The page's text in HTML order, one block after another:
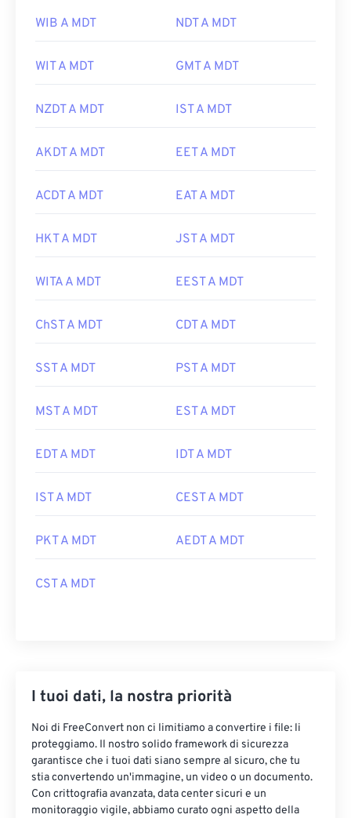
WIB A MDT NDT A MDT
WIT A MDT GMT A MDT
NZDT A MDT IST A MDT
AKDT A MDT EET A MDT
ACDT A MDT EAT A MDT
HKT A MDT JST A MDT
WITA A MDT EEST A MDT
ChST A MDT CDT A MDT
SST A MDT PST A MDT
MST A MDT EST A MDT
EDT A MDT IDT A MDT
IST A MDT CEST A MDT
PKT A MDT AEDT A MDT
CST A MDT
I tuoi dati, la nostra priorità
Noi di FreeConvert non ci limitiamo a convertire i file: li
proteggiamo. Il nostro solido framework di sicurezza
garantisce che i tuoi dati siano sempre al sicuro, che tu
stia convertendo un'immagine, un video o un documento.
Con crittografia avanzata, data center sicuri e un
monitoraggio vigile, abbiamo curato ogni aspetto della